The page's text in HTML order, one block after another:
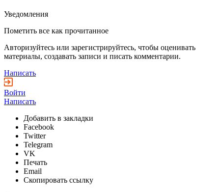
Уведомления
Пометить все как прочитанное
Авторизуйтесь или зарегистрируйтесь, чтобы оценивать
материалы, создавать записи и писать комментарии.
Написать
Войти
Написать
Добавить в закладки
Facebook
Twitter
Telegram
VK
Печать
Email
Скопировать ссылку